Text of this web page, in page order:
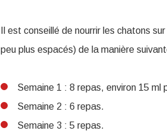
Il est conseillé de nourrir les chatons
peu plus espacés) de la manière
Semaine 1 : 8 repas, environ 15 ml
Semaine 2 : 6 repas.
Semaine 3 : 5 repas.